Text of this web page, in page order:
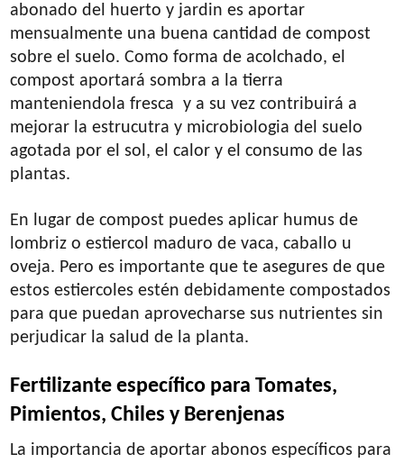
abonado del huerto y jardin es aportar
mensualmente una buena cantidad de compost
sobre el suelo. Como forma de acolchado, el
compost aportará sombra a la tierra
manteniendola fresca y a su vez contribuirá a
mejorar la estrucutra y microbiologia del suelo
agotada por el sol, el calor y el consumo de las
plantas.
En lugar de compost puedes aplicar humus de
lombriz o estiercol maduro de vaca, caballo u
oveja. Pero es importante que te asegures de que
estos estiercoles estén debidamente compostados
para que puedan aprovecharse sus nutrientes sin
perjudicar la salud de la planta.
Fertilizante específico para Tomates,
Pimientos, Chiles y Berenjenas
La importancia de aportar abonos específicos para